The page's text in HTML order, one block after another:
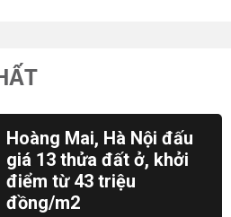
Hoàng Mai, Hà Nội đấu
giá 13 thửa đất ở, khởi
điểm từ 43 triệu
đồng/m2